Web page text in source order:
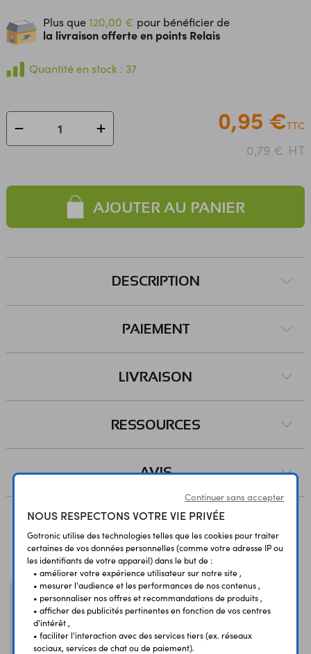
Plus que120,00 € pour bénéficier de
la livraison offerte en points Relais
Quantité en stock : 37
0,95 €TTC
0,79 € HT
AJOUTER AU PANIER
DESCRIPTION
PAIEMENT
LIVRAISON
RESSOURCES
AVIS
Vous avez déja consulté
Continuer sans accepter
NOUS RESPECTONS VOTRE VIE PRIVÉE
Gotronic utilise des technologies telles que les cookies pour traiter
certaines de vos données personnelles (comme votre adresse IP ou
les identifiants de votre appareil) dans le but de :
• améliorer votre expérience utilisateur sur notre site ,
• mesurer l'audience et les performances de nos contenus ,
• personnaliser nos offres et recommandations de produits ,
• afficher des publicités pertinentes en fonction de vos centres
d'intérêt ,
• faciliter l'interaction avec des services tiers (ex. réseaux
sociaux, services de chat ou de paiement).